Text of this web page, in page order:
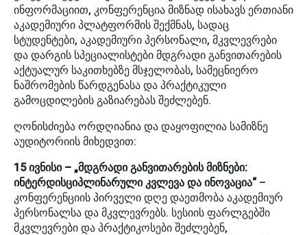
ინფორმაციით, კონფერენცია მიზნად ისახავს ერთიანი
აკადემიური პლატფორმის შექმნას, სადაც
სტუდენტები, აკადემიური პერსონალი, მკვლევრები
და დარგის სპეციალისტები მდგრადი განვითარების
აქტუალურ საკითხებზე მსჯელობას, სამეცნიერო
ნაშრომების წარდგენასა და პრაქტიკული
გამოცდილების გაზიარებას შეძლებენ.
ღონისძიება ორდღიანია და დაყოფილია სამიზნე
აუდიტორიის მიხედვით:
15 ივნისი – „მდგრადი განვითარების მიზნები:
ინტერდისციპლინარული კვლევა და ინოვაცია“ –
კონფერენციის პირველი დღე დაეთმობა აკადემიურ
პერსონალსა და მკვლევრებს. სესიის ფარლგებში
მკვლევრები და პრაქტიკოსები შეძლებენ,